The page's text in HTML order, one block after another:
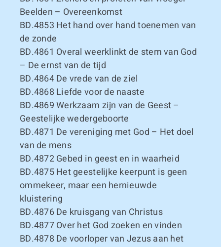
Beelden – Overeenkomst
BD.4853 Het hand over hand toenemen van
de zonde
BD.4861 Overal weerklinkt de stem van God
– De ernst van de tijd
BD.4864De vrede van de ziel
BD.4868 Liefde voor de naaste
BD.4869Werkzaam zijn van de Geest –
Geestelijke wedergeboorte
BD.4871 De vereniging met God – Het doel
van de mens
BD.4872Gebed in geest en in waarheid
BD.4875Het geestelijke keerpunt is geen
ommekeer, maar een hernieuwde
kluistering
BD.4876De kruisgang van Christus
BD.4877Over het God zoeken en vinden
BD.4878 De voorloper van Jezus aan het